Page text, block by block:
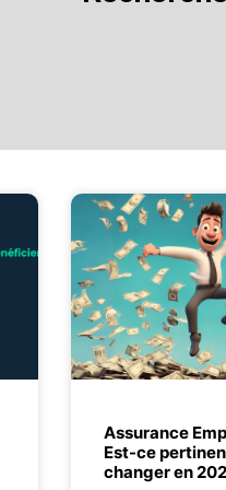
Assurance
Est-ce
changer en